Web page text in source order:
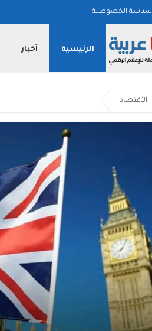
سياسة الخصوصية
الرئيسية أخبار
الأقتصاد